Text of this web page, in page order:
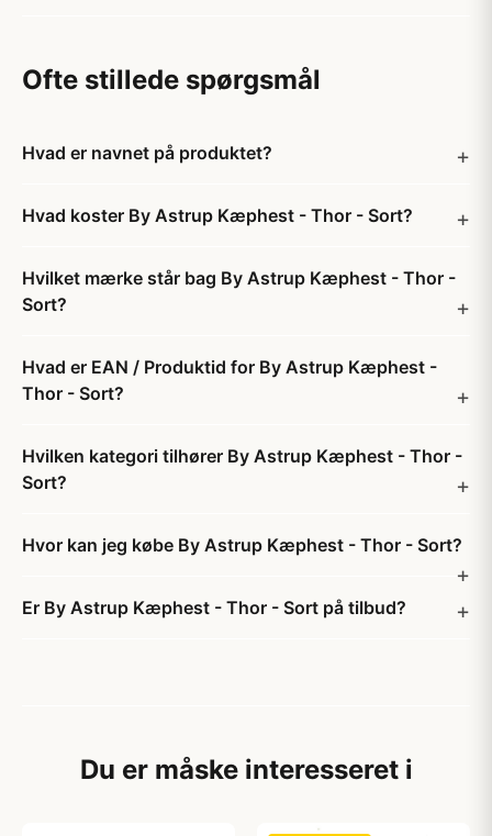
Ofte stillede spørgsmål
Hvad er navnet på produktet?
Hvad koster By Astrup Kæphest - Thor - Sort?
Hvilket mærke står bag By Astrup Kæphest - Thor -
Sort?
Hvad er EAN / Produktid for By Astrup Kæphest -
Thor - Sort?
Hvilken kategori tilhører By Astrup Kæphest - Thor -
Sort?
Hvor kan jeg købe By Astrup Kæphest - Thor - Sort?
Er By Astrup Kæphest - Thor - Sort på tilbud?
Du er måske interesseret i